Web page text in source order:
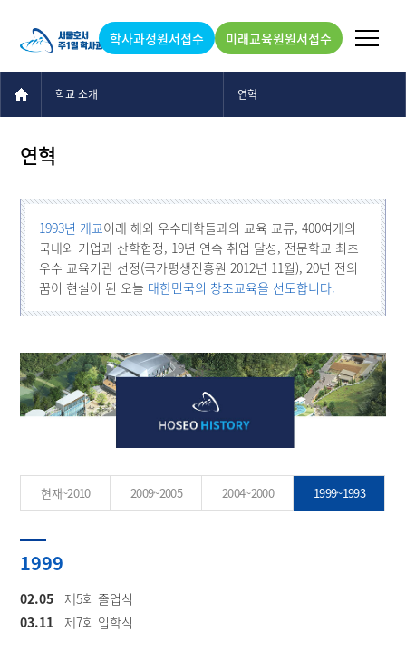
학사과정원서접수 미래교육원원서접수
학교 소개 연혁
연혁
1993년 개교이래 해외 우수대학들과의 교육 교류, 400여개의
국내외 기업과 산학협정, 19년 연속 취업 달성, 전문학교 최초
우수 교육기관 선정(국가평생진흥원 2012년 11월), 20년 전의
꿈이 현실이 된 오늘 대한민국의 창조교육을 선도합니다.
현재~2010 2009~2005 2004~2000 1999~1993
1999
02.05
제5회 졸업식
03.11
제7회 입학식